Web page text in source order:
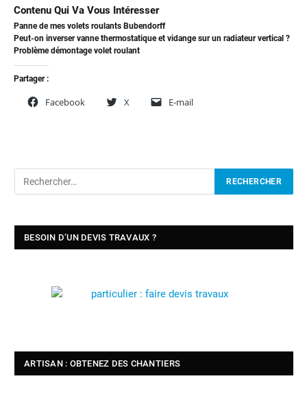
Contenu Qui Va Vous Intéresser
Panne de mes volets roulants Bubendorff
Peut-on inverser vanne thermostatique et vidange sur un radiateur vertical ?
Problème démontage volet roulant
Partager :
Facebook X E-mail
BESOIN D’UN DEVIS TRAVAUX ?
ARTISAN : OBTENEZ DES CHANTIERS